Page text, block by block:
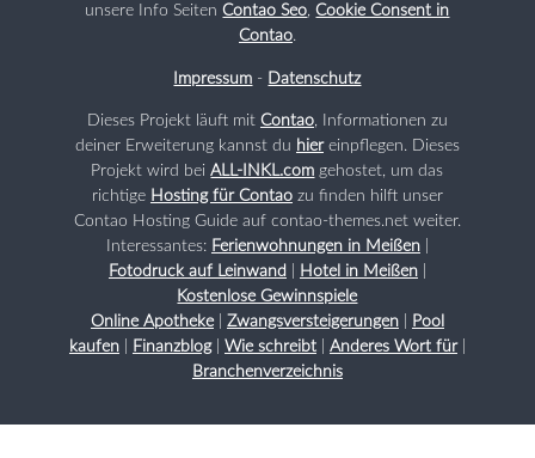
unsere Info SeitenContao Seo,Cookie Consent in
Contao.
Impressum - Datenschutz
Dieses Projekt läuft mit Contao, Informationen zu
deiner Erweiterung kannst du hiereinpflegen. Dieses
Projekt wird beiALL-INKL.com gehostet, um das
richtige Hosting für Contaozu finden hilft unser
Contao Hosting Guide auf contao-themes.net weiter.
Interessantes: Ferienwohnungen in Meißen|
Fotodruck auf Leinwand
Hotel in Meißen|
Kostenlose Gewinnspiele
Online Apotheke| Zwangsversteigerungen|
Pool
kaufen| Finanzblog| Wie schreibt| Anderes Wort für|
Branchenverzeichnis